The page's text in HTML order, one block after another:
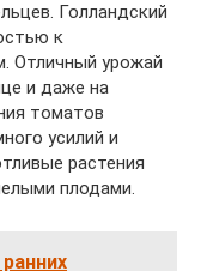
Голландский
к
Отличный урожай
и даже на
томатов
усилий и
растения
плодами.